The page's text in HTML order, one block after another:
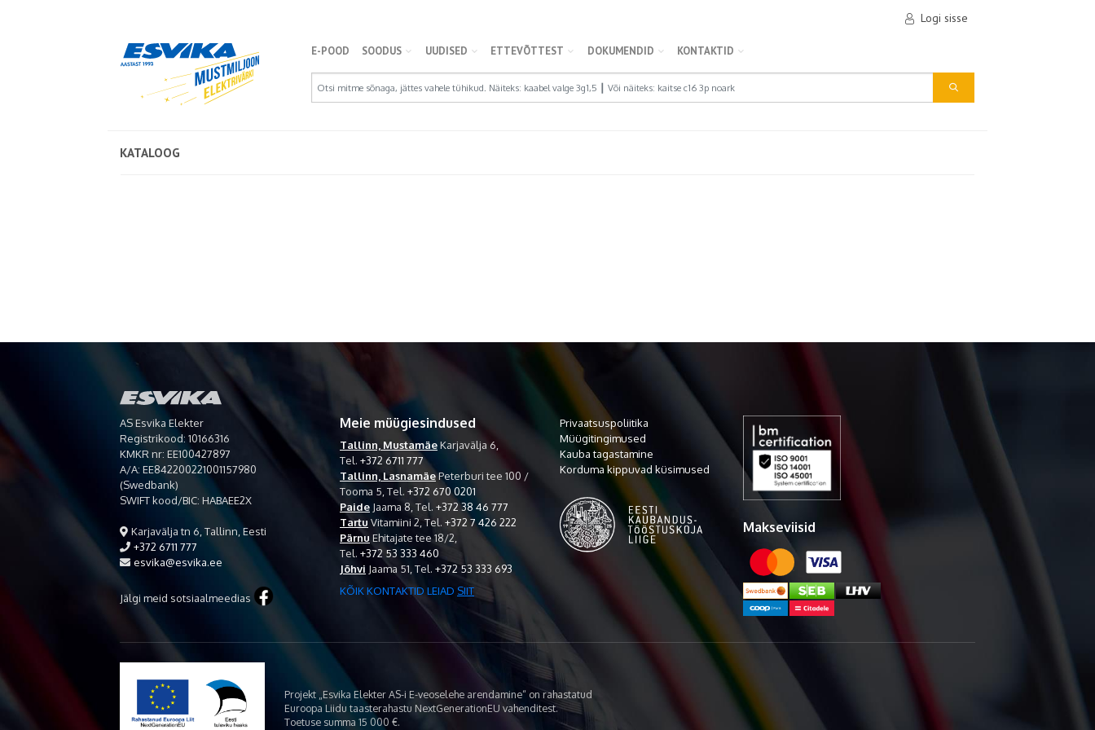
Logi sisse
E-POOD SOODUS UUDISED ETTEVÕTTEST DOKUMENDID KONTAKTID
KATALOOG
AS Esvika Elekter
Registrikood: 10166316
KMKR nr: EE100427897
A/A: EE842200221001157980
(Swedbank)
SWIFT kood/BIC: HABAEE2X
Karjavälja tn 6, Tallinn, Eesti
+372 6711 777
esvika@esvika.ee
Jälgi meid sotsiaalmeedias
Meie müügiesindused
Tallinn, MustamäeKarjavälja 6,
Tel. +372 6711 777
Tallinn, LasnamäePeterburi tee 100 /
Tooma 5, Tel. +372 670 0201
Paide Jaama 8, Tel. +372 38 46 777
Tartu Vitamiini 2,Tel. +372 7 426 222
Pärnu Ehitajate tee 18/2,
Tel. +372 53 333 460
Jõhvi Jaama 51, Tel. +372 53 333 693
KÕIK KONTAKTID LEIAD SIIT
Privaatsuspoliitika
Müügitingimused
Kauba tagastamine
Korduma kippuvad küsimused
Makseviisid
Projekt „Esvika Elekter AS-i E-veoselehe arendamine“ on rahastatud
Euroopa Liidu taasterahastu NextGenerationEU vahenditest.
Toetuse summa 15 000 €.